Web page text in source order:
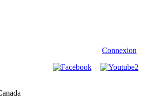
Connexion